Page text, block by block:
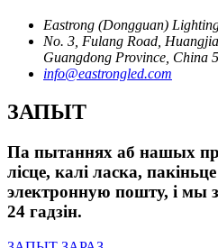
Eastrong (Dongguan)
No. 3, Fulang Road,
Guangdong Province, China
info@eastrongled.com
ЗАПЫТ
Па пытаннях аб нашых
лісце, калі ласка,
электронную пошту, і мы
24 гадзін.